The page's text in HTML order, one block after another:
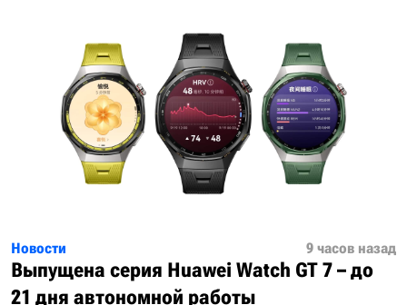
Новости 9 часов назад
Выпущена серия Huawei Watch GT 7 – до
21 дня автономной работы